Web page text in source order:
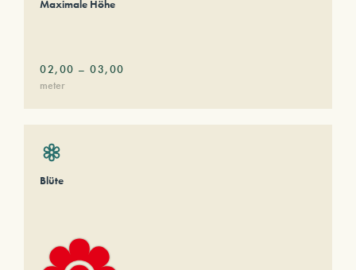
Maximale Höhe
02,00 – 03,00
meter
Blüte